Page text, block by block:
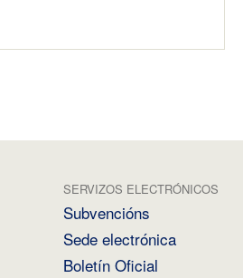
SERVIZOS ELECTRÓNICOS
Subvencións
Sede electrónica
Boletín Oficial